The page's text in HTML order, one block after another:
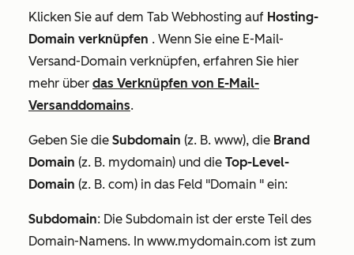
Klicken Sie auf dem Tab Webhosting auf Hosting-
Domain verknüpfen . Wenn Sie eine E-Mail-
Versand-Domain verknüpfen, erfahren Sie hier
mehr über das Verknüpfen von E-Mail-
Versanddomains.
Geben Sie die Subdomain (z. B. www), die Brand
Domain (z. B. mydomain) und die Top-Level-
Domain (z. B. com) in das Feld "Domain " ein:
Subdomain: Die Subdomain ist der erste Teil des
Domain-Namens. In www.mydomain.com ist zum